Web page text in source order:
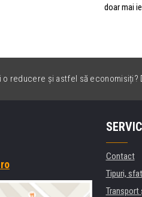
doar mai
o reducere și astfel să
Contact
Tipuri,
Transport